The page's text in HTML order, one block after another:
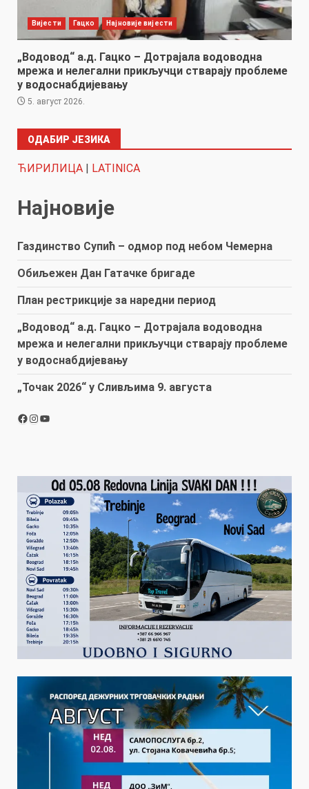
Вијести Гацко Најновије вијести
„Водовод“ а.д. Гацко – Дотрајала водоводна
мрежа и нелегални прикључци стварају проблеме
у водоснабдијевању
5. август 2026.
ОДАБИР ЈЕЗИКА
ЋИРИЛИЦА | LATINICA
Најновије
Газдинство Супић – одмор под небом Чемерна
Обиљежен Дан Гатачке бригаде
План рестрикције за наредни период
„Водовод“ а.д. Гацко – Дотрајала водоводна
мрежа и нелегални прикључци стварају проблеме
у водоснабдијевању
„Точак 2026“ у Сливљима 9. августа
Facebook
Instagram
YouTube